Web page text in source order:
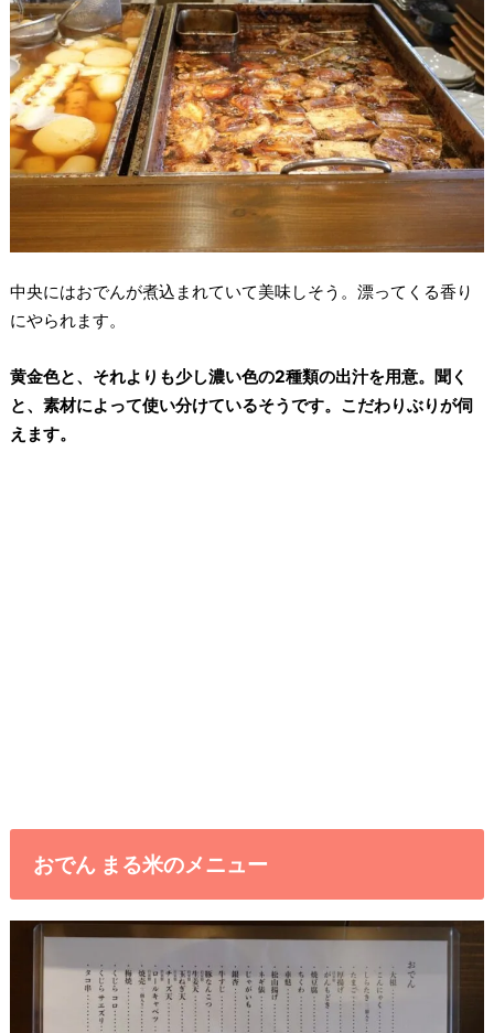
中央にはおでんが煮込まれていて美味しそう。漂ってくる香り
にやられます。
黄金色と、それよりも少し濃い色の2種類の出汁を用意。聞く
と、素材によって使い分けているそうです。こだわりぶりが伺
えます。⁡
おでん まる米のメニュー